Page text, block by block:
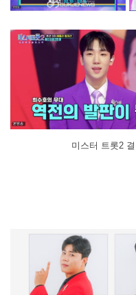
미스터 트롯2